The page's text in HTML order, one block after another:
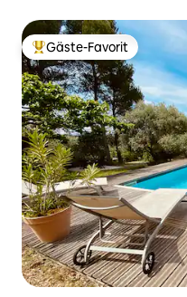
Beliebter Gäste-Favorit.
Gäste-Favorit